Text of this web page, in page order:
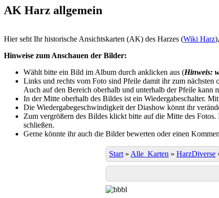
AK Harz allgemein
Hier seht Ihr historische Ansichtskarten (AK) des Harzes (Wiki Harz
Hinweise zum Anschauen der Bilder:
Wählt bitte ein Bild im Album durch anklicken aus (Hinweis:
Links und rechts vom Foto sind Pfeile damit ihr zum
Auch auf den Bereich oberhalb und unterhalb der Pfeile kann
In der Mitte oberhalb des Bildes ist ein Wiedergabeschalter.
Die Wiedergabegeschwindigkeit der Diashow könnt ihr
Zum vergrößern des Bildes klickt bitte auf die Mitte des
schließen.
Gerne könnte ihr auch die Bilder bewerten oder einen
Start » Alle_Karten » HarzDiverse